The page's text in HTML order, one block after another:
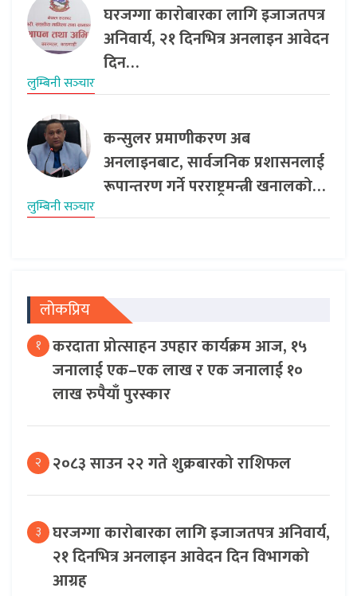
घरजग्गा कारोबारका लागि इजाजतपत्र
अनिवार्य, २१ दिनभित्र अनलाइन आवेदन
दिन…
लुम्बिनी सञ्‍चार
कन्सुलर प्रमाणीकरण अब
अनलाइनबाट, सार्वजनिक प्रशासनलाई
रूपान्तरण गर्ने परराष्ट्रमन्त्री खनालको…
लुम्बिनी सञ्‍चार
लोकप्रिय
१ करदाता प्रोत्साहन उपहार कार्यक्रम आज, १५
जनालाई एक–एक लाख र एक जनालाई १०
लाख रुपैयाँ पुरस्कार
२ २०८३ साउन २२ गते शुक्रबारको राशिफल
३ घरजग्गा कारोबारका लागि इजाजतपत्र अनिवार्य,
२१ दिनभित्र अनलाइन आवेदन दिन विभागको
आग्रह